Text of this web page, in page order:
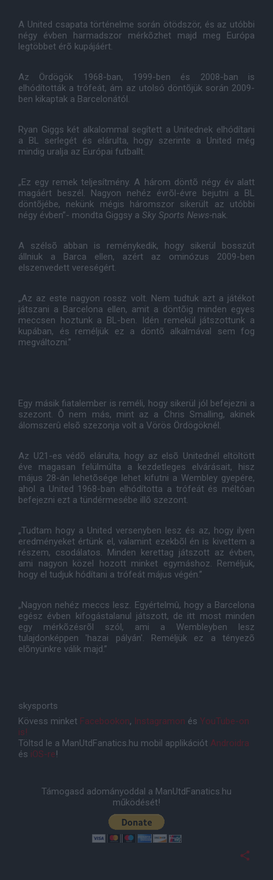
A United csapata történelme során ötödször, és az utóbbi
négy évben harmadszor mérkõzhet majd meg Európa
legtöbbet érõ kupájáért.
Az Ördögök 1968-ban, 1999-ben és 2008-ban is
elhódították a trófeát, ám az utolsó döntõjük során 2009-
ben kikaptak a Barcelonától.
Ryan Giggs két alkalommal segített a Unitednek elhódítani
a BL serlegét és elárulta, hogy szerinte a United még
mindig uralja az Európai futballt.
„Ez egy remek teljesítmény. A három döntõ négy év alatt
magáért beszél. Nagyon nehéz évrõl-évre bejutni a BL
döntõjébe, nekünk mégis háromszor sikerült az utóbbi
négy évben”- mondta Giggsy a Sky Sports News-nak.
A szélsõ abban is reménykedik, hogy sikerül bosszút
állniuk a Barca ellen, azért az ominózus 2009-ben
elszenvedett vereségért.
„Az az este nagyon rossz volt. Nem tudtuk azt a játékot
játszani a Barcelona ellen, amit a döntõig minden egyes
meccsen hoztunk a BL-ben. Idén remekül játszottunk a
kupában, és reméljük ez a döntõ alkalmával sem fog
megváltozni.”
Egy másik fiatalember is reméli, hogy sikerül jól befejezni a
szezont. Õ nem más, mint az a Chris Smalling, akinek
álomszerû elsõ szezonja volt a Vörös Ördögöknél.
Az U21-es védõ elárulta, hogy az elsõ Unitednél eltöltött
éve magasan felülmúlta a kezdetleges elvárásait, hisz
május 28-án lehetõsége lehet kifutni a Wembley gyepére,
ahol a United 1968-ban elhódította a trófeát és méltóan
befejezni ezt a tündérmesébe illõ szezont.
„Tudtam hogy a United versenyben lesz és az, hogy ilyen
eredményeket értünk el, valamint ezekbõl én is kivettem a
részem, csodálatos. Minden kerettag játszott az évben,
ami nagyon közel hozott minket egymáshoz. Reméljük,
hogy el tudjuk hódítani a trófeát május végén.”
„Nagyon nehéz meccs lesz. Egyértelmû, hogy a Barcelona
egész évben kifogástalanul játszott, de itt most minden
egy mérkõzésrõl szól, ami a Wembleyben lesz
tulajdonképpen 'hazai pályán'. Reméljük ez a tényezõ
elõnyünkre válik majd.”
skysports
Kövess minket Facebookon, Instagramon és YouTube-on
is!
Töltsd le a ManUtdFanatics.hu mobil applikációt Androidra
és iOS-re!
Támogasd adományoddal a ManUtdFanatics.hu
működését!